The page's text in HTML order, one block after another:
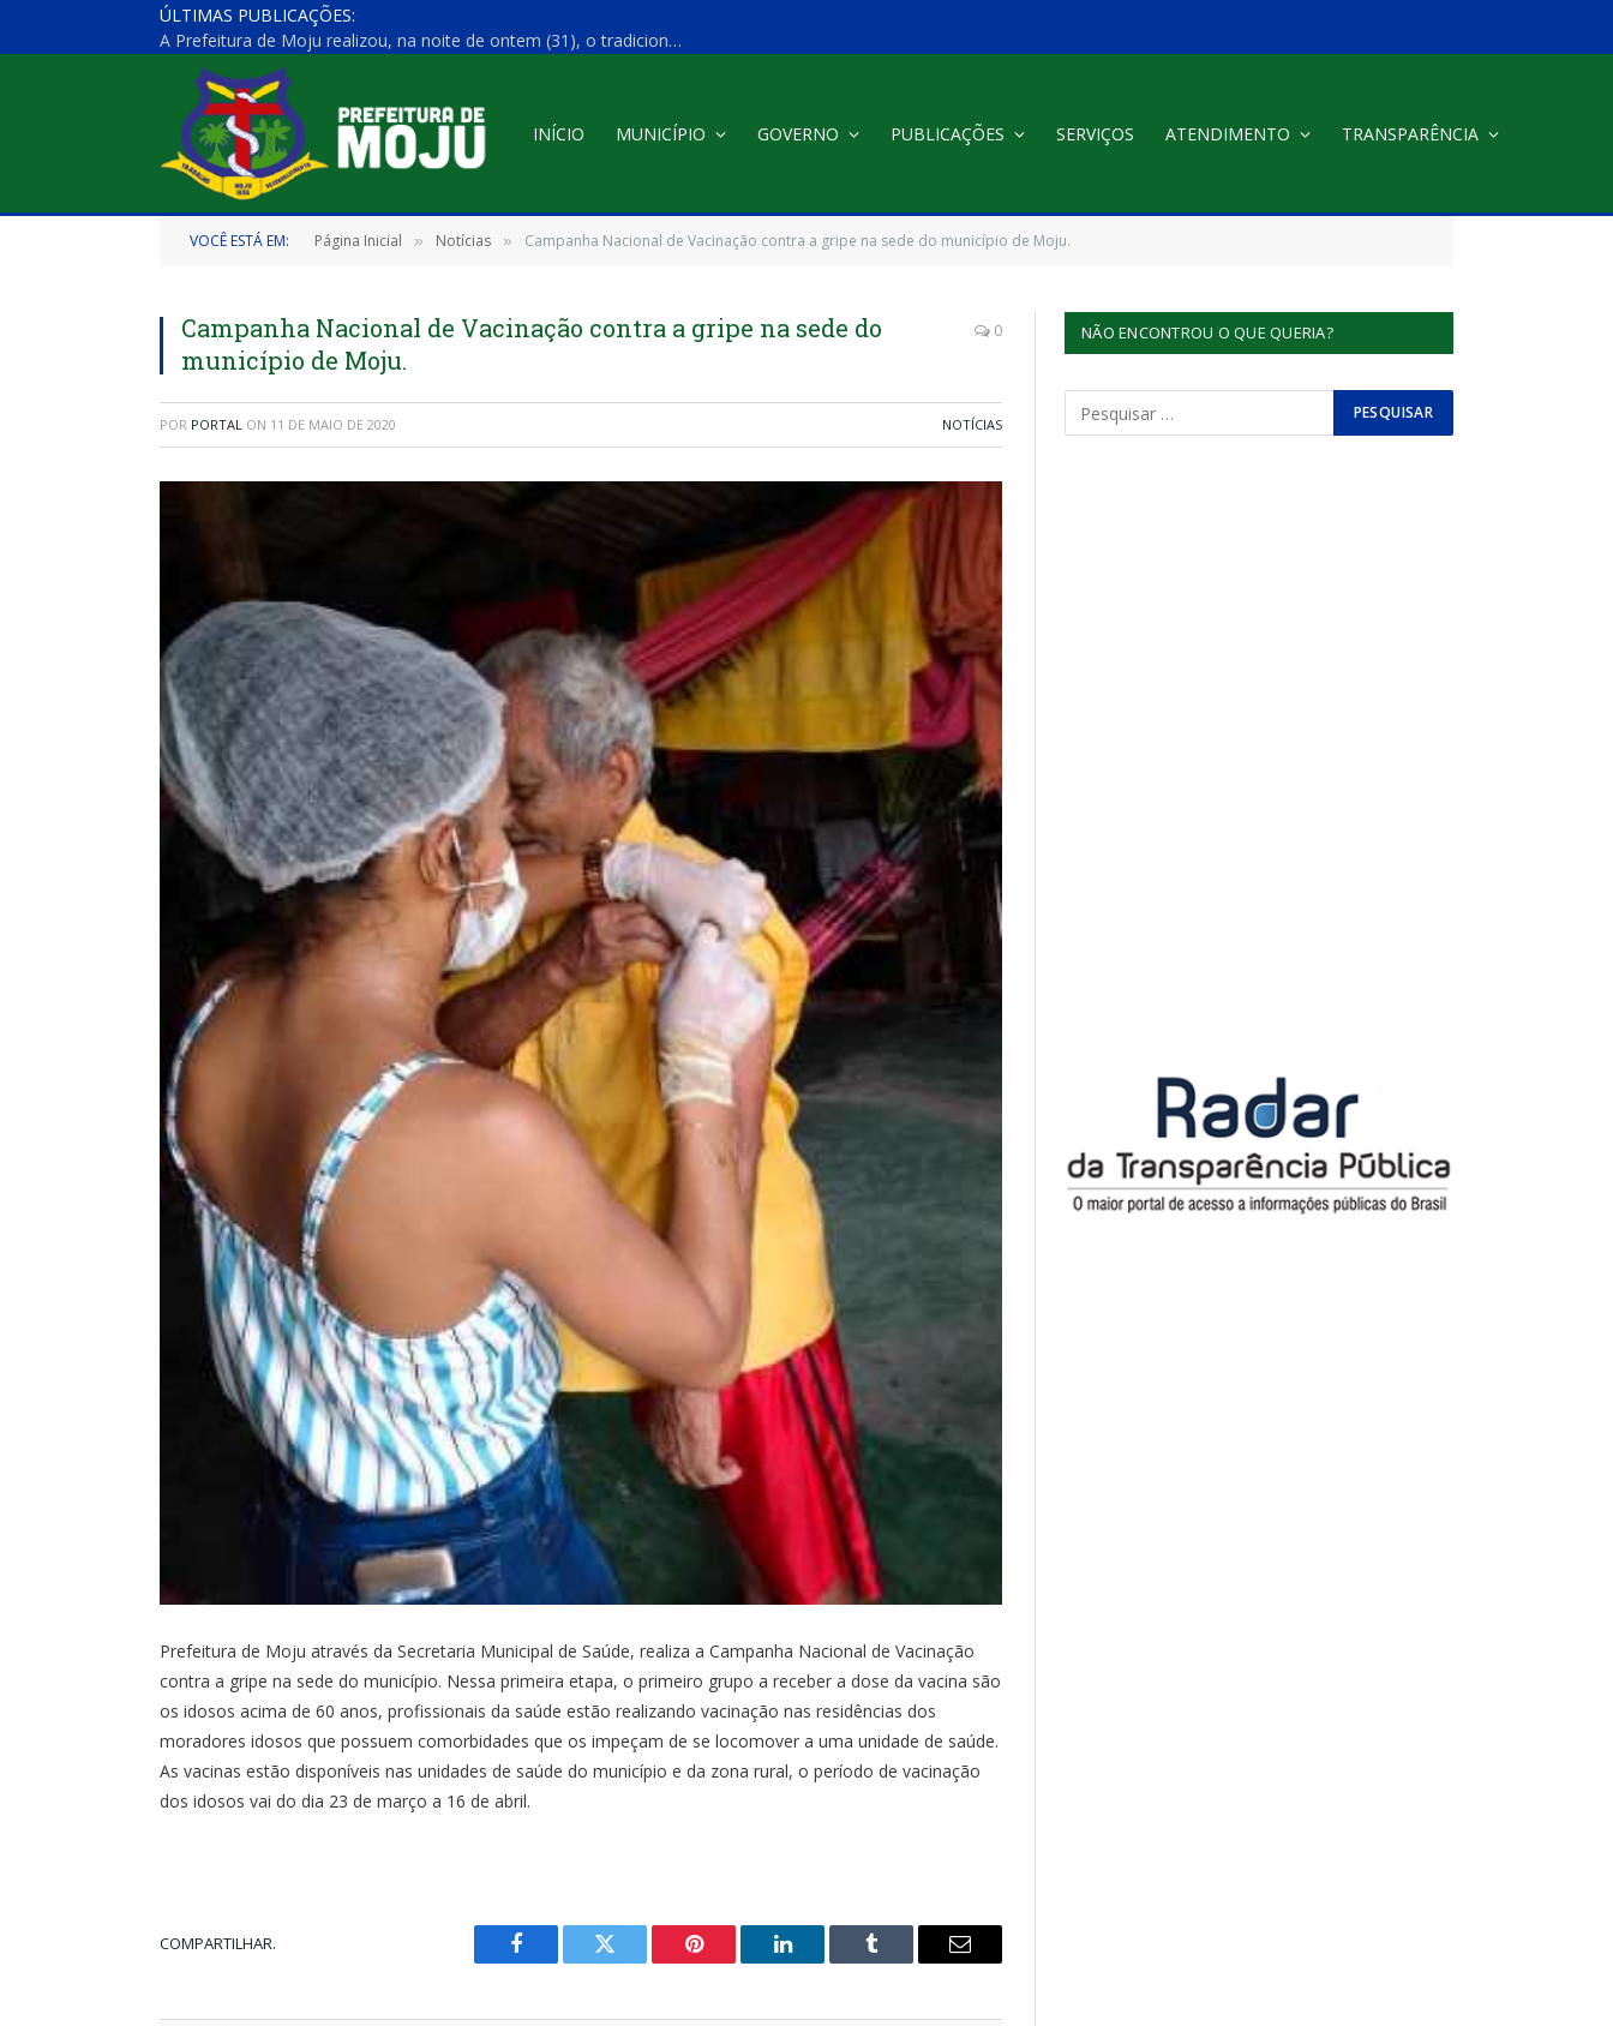
ÚLTIMAS PUBLICAÇÕES:
A Prefeitura de Moju realizou, na noite de ontem (31), o tradicional Luau O Levi 2026, reunindo milhares de pessoas em uma grande celebração de música, cultura e entretenimento no Balneário O Levi.
INÍCIO MUNICÍPIO GOVERNO PUBLICAÇÕES SERVIÇOS ATENDIMENTO TRANSPARÊNCIA
VOCÊ ESTÁ EM: Página Inicial » Notícias » Campanha Nacional de Vacinação contra a gripe na sede do município de Moju.
Campanha Nacional de Vacinação contra a gripe na sede do
município de Moju.
0
POR PORTAL ON 11 DE MAIO DE 2020 NOTÍCIAS
Prefeitura de Moju através da Secretaria Municipal de Saúde, realiza a Campanha Nacional de Vacinação
contra a gripe na sede do município. Nessa primeira etapa, o primeiro grupo a receber a dose da vacina são
os idosos acima de 60 anos, profissionais da saúde estão realizando vacinação nas residências dos
moradores idosos que possuem comorbidades que os impeçam de se locomover a uma unidade de saúde.
As vacinas estão disponíveis nas unidades de saúde do município e da zona rural, o período de vacinação
dos idosos vai do dia 23 de março a 16 de abril.
COMPARTILHAR.
Facebook Twitter Pinterest LinkedIn Tumblr
E-
NÃO ENCONTROU O QUE QUERIA?